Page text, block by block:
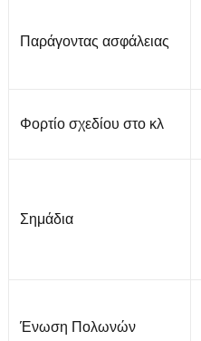
Παράγοντας ασφάλειας
Φορτίο σχεδίου στο κλ
Σημάδια
Ένωση Πολωνών